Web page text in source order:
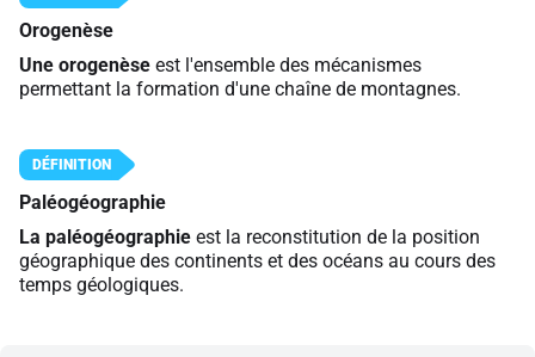
Orogenèse
Une orogenèse est l'ensemble des mécanismes
permettant la formation d'une chaîne de montagnes.
Paléogéographie
La paléogéographie est la reconstitution de la position
géographique des continents et des océans au cours des
temps géologiques.